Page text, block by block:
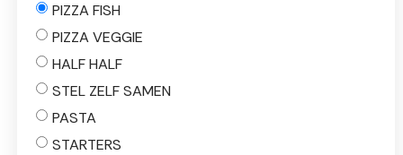
PIZZA FISH
PIZZA VEGGIE
HALF HALF
STEL ZELF SAMEN
PASTA
STARTERS